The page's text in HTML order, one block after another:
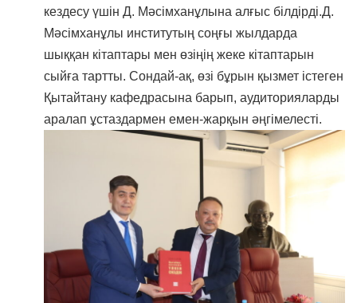
кездесу үшін Д. Мәсімханұлына алғыс білдірді.Д.
Мәсімханұлы институтың соңғы жылдарда
шыққан кітаптары мен өзіңің жеке кітаптарын
сыйға тартты. Сондай-ақ, өзі бұрын қызмет істеген
Қытайтану кафедрасына барып, аудиторияларды
аралап ұстаздармен емен-жарқын әңгімелесті.